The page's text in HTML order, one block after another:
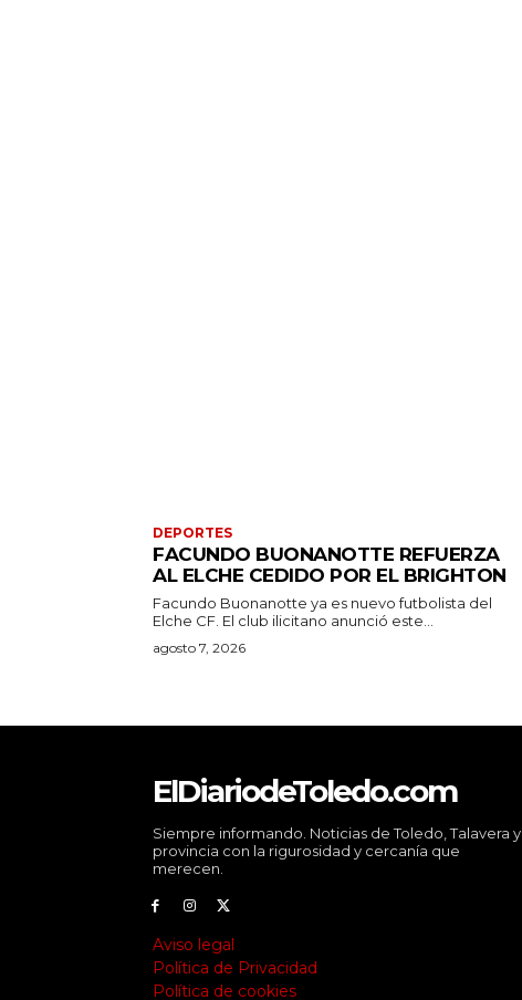
DEPORTES
FACUNDO BUONANOTTE REFUERZA
AL ELCHE CEDIDO POR EL BRIGHTON
Facundo Buonanotte ya es nuevo futbolista del
Elche CF. El club ilicitano anunció este...
agosto 7, 2026
ElDiariodeToledo.com
Siempre informando. Noticias de Toledo, Talavera y
provincia con la rigurosidad y cercanía que
merecen.
Aviso legal
Política de Privacidad
Política de cookies